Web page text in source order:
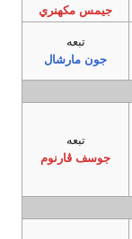
جيمس مكهنري
تبعه
جون مارشال
تبعه
جوسف ڤارنوم